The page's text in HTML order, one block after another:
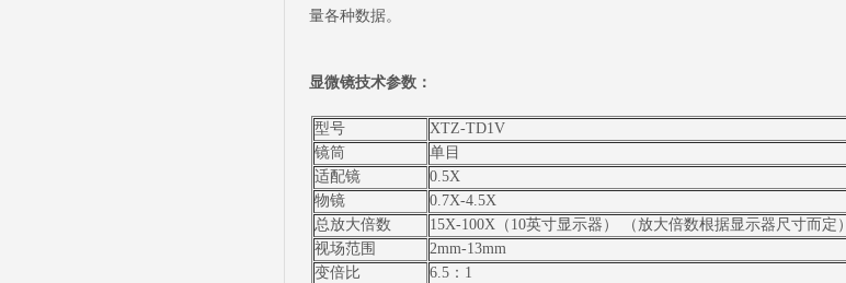
量各种数据。
显微镜技术参数：
型号
XTZ-TD1V
镜筒
单目
适配镜
0.5X
物镜
0.7X-4.5X
总放大倍数
15X-100X（10英寸显示器） （放大倍数根据显示器尺寸而定）
视场范围
2mm-13mm
变倍比
6.5：1